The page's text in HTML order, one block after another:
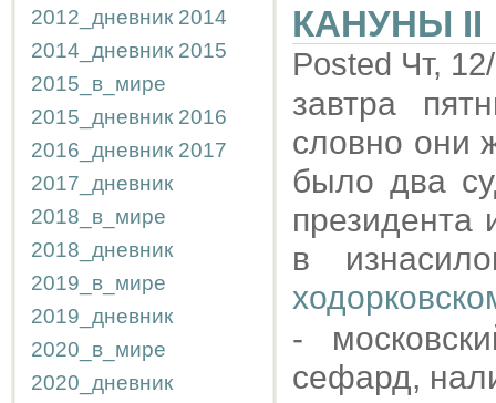
2012_дневник 2014
2014_дневник 2015
2015_в_мире
2015_дневник 2016
2016_дневник 2017
2017_дневник
2018_в_мире
2018_дневник
2019_в_мире
2019_дневник
2020_в_мире
2020_дневник
КАНУНЫ II
Posted Чт,
завтра
словно они
было два
президента
в
-
сефард,